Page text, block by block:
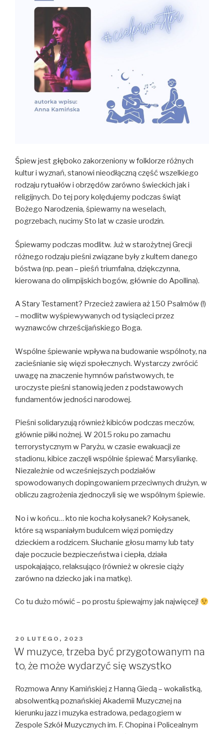
Śpiew jest głęboko zakorzeniony w folklorze różnych
kultur i wyznań, stanowi nieodłączną część wszelkiego
rodzaju rytuałów i obrzędów zarówno świeckich jak i
religijnych. Do tej pory kolędujemy podczas świąt
Bożego Narodzenia, śpiewamy na weselach,
pogrzebach, nucimy Sto lat w czasie urodzin.
Śpiewamy podczas modlitw. Już w starożytnej Grecji
różnego rodzaju pieśni związane były z kultem danego
bóstwa (np. pean – pieśń triumfalna, dziękczynna,
kierowana do olimpijskich bogów, głównie do Apollina).
A Stary Testament? Przecież zawiera aż 150 Psalmów (!)
– modlitw wyśpiewywanych od tysiącleci przez
wyznawców chrześcijańskiego Boga.
Wspólne śpiewanie wpływa na budowanie wspólnoty, na
zacieśnianie się więzi społecznych. Wystarczy zwrócić
uwagę na znaczenie hymnów państwowych, te
uroczyste pieśni stanowią jeden z podstawowych
fundamentów jedności narodowej.
Pieśni solidaryzują również kibiców podczas meczów,
głównie piłki nożnej. W 2015 roku po zamachu
terrorystycznym w Paryżu, w czasie ewakuacji ze
stadionu, kibice zaczęli wspólnie śpiewać Marsyliankę.
Niezależnie od wcześniejszych podziałów
spowodowanych dopingowaniem przeciwnych drużyn, w
obliczu zagrożenia zjednoczyli się we wspólnym śpiewie.
No i w końcu… kto nie kocha kołysanek? Kołysanek,
które są wspaniałym budulcem więzi pomiędzy
dzieckiem a rodzicem. Słuchanie głosu mamy lub taty
daje poczucie bezpieczeństwa i ciepła, działa
uspokajająco, relaksująco (również w okresie ciąży
zarówno na dziecko jak i na matkę).
Co tu dużo mówić – po prostu śpiewajmy jak najwięcej!
OPUBLIKOWANE
W
20 LUTEGO, 2023
W muzyce, trzeba być przygotowanym na
to, że może wydarzyć się wszystko
Rozmowa Anny Kamińskiej z Hanną Giedą – wokalistką,
absolwentką poznańskiej Akademii Muzycznej na
kierunku jazz i muzyka estradowa, pedagogiem w
Zespole Szkół Muzycznych im. F. Chopina i Policealnym